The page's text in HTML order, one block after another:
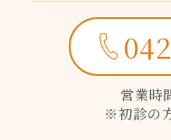
営業時
※初診の